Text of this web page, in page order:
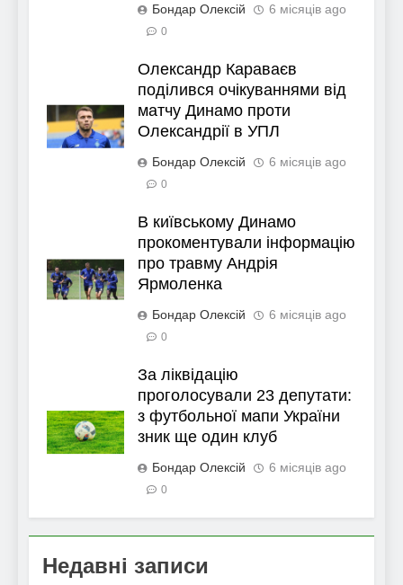
Бондар Олексій 6 місяців ago
0
Олександр Караваєв
поділився очікуваннями від
матчу Динамо проти
Олександрії в УПЛ
Бондар Олексій 6 місяців ago
0
В київському Динамо
прокоментували інформацію
про травму Андрія
Ярмоленка
Бондар Олексій 6 місяців ago
0
За ліквідацію
проголосували 23 депутати:
з футбольної мапи України
зник ще один клуб
Бондар Олексій 6 місяців ago
0
Недавні записи